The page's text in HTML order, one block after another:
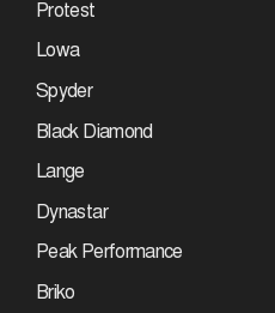
Protest
Lowa
Spyder
Black Diamond
Lange
Dynastar
Peak Performance
Briko